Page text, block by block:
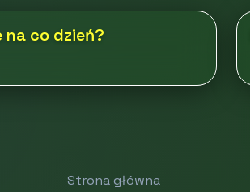
co dzień?
Strona główna